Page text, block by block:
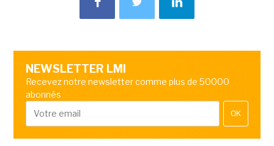
NEWSLETTER LMI
Recevez notre newsletter comme plus de 50000
abonnés
OK